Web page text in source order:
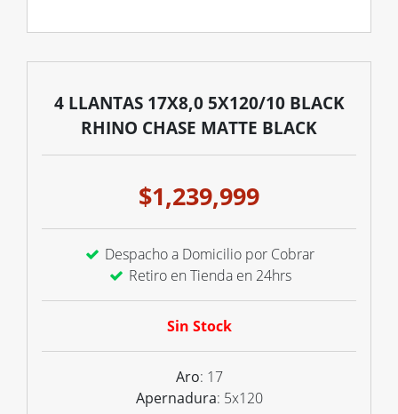
4 LLANTAS 17X8,0 5X120/10 BLACK
RHINO CHASE MATTE BLACK
$1,239,999
Despacho a Domicilio por Cobrar
Retiro en Tienda en 24hrs
Sin Stock
Aro: 17
Apernadura: 5x120